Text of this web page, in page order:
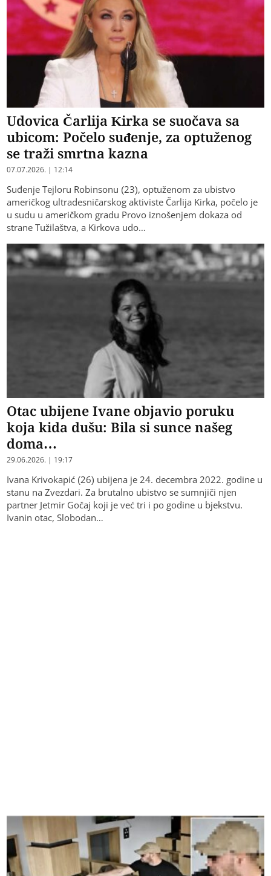
Udovica Čarlija Kirka se suočava sa
ubicom: Počelo suđenje, za optuženog
se traži smrtna kazna
07.07.2026. | 12:14
Suđenje Tejloru Robinsonu (23), optuženom za ubistvo
američkog ultradesničarskog aktiviste Čarlija Kirka, počelo je
u sudu u američkom gradu Provo iznošenjem dokaza od
strane Tužilaštva, a Kirkova udo…
Otac ubijene Ivane objavio poruku
koja kida dušu: Bila si sunce našeg
doma…
29.06.2026. | 19:17
Ivana Krivokapić (26) ubijena je 24. decembra 2022. godine u
stanu na Zvezdari. Za brutalno ubistvo se sumnjiči njen
partner Jetmir Gočaj koji je već tri i po godine u bjekstvu.
Ivanin otac, Slobodan…